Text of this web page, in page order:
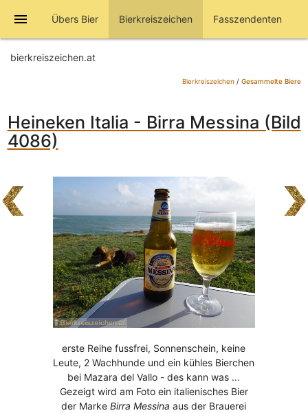
menu Übers Bier Bierkreiszeichen Fasszendenten
bierkreiszeichen.at
Bierkreiszeichen / Gesammelte Biere
Heineken Italia - Birra Messina (Bild
4086)
erste Reihe fussfrei, Sonnenschein, keine
Leute, 2 Wachhunde und ein kühles Bierchen
bei Mazara del Vallo - des kann was ...
Gezeigt wird am Foto ein italienisches Bier
der MarkeBirra Messina aus der Brauerei